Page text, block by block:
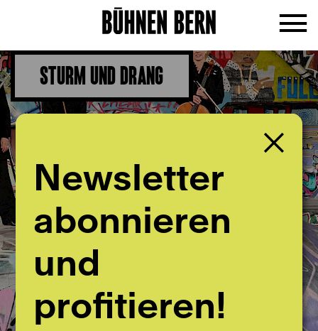
STURM UND DRANG
Newsletter
abonnieren
und
profitieren!